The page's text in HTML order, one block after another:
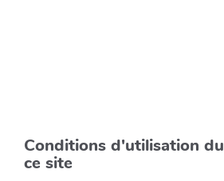
Conditions d'utilisation
ce site